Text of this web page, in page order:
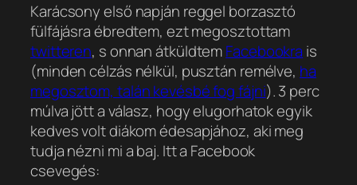
Karácsony első napján reggel borzasztó
fülfájásra ébredtem, ezt megosztottam
twitteren, s onnan átküldtemFacebookra is
(minden célzás nélkül, pusztán remélve, ha
megosztom, talán kevésbé fog fájni). 3 perc
múlva jött a válasz, hogy elugorhatok egyik
kedves volt diákom édesapjához, aki meg
tudja nézni mi a baj. Itt a Facebook
csevegés: